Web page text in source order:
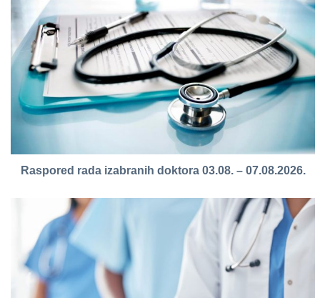
Raspored rada izabranih doktora 03.08. – 07.08.2026.